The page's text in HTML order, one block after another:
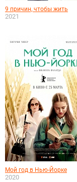
9 причин, чтобы жить
2021
Мой год в Нью-Йорке
2020